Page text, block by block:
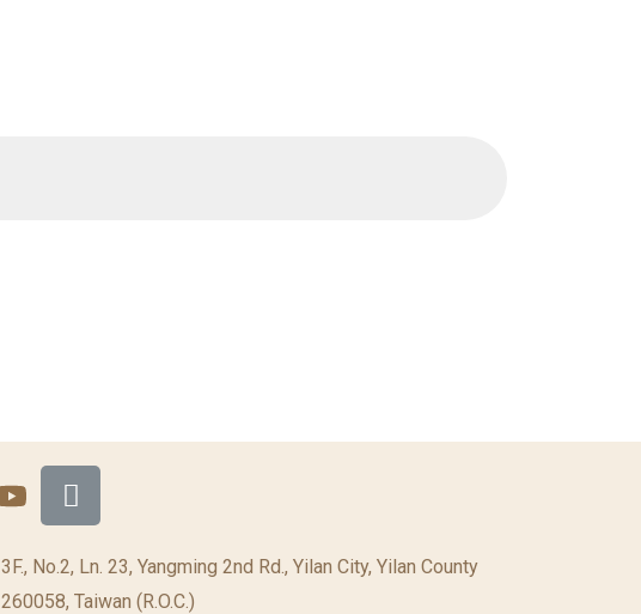
3F., No.2, Ln. 23, Yangming 2nd Rd., Yilan City, Yilan County
260058, Taiwan (R.O.C.)